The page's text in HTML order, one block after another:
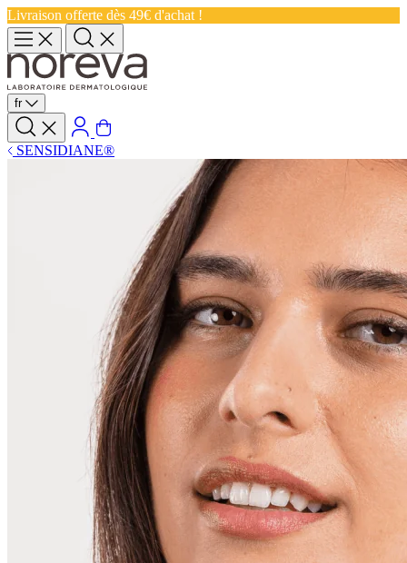
Livraison offerte dès 49€ d'achat !
fr
SENSIDIANE®